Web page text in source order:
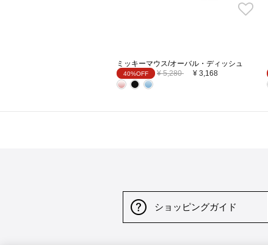
ミッキーマウス/オーバル・ディッシュ
40%OFF Price reduced from
¥ 5,280to ¥ 3,168
ショッピングガイド